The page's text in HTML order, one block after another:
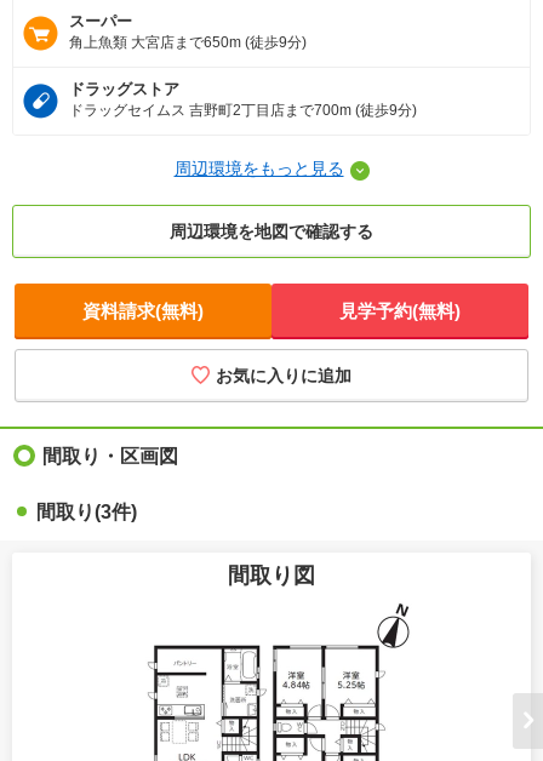
スーパー
角上魚類 大宮店まで650m (徒歩9分)
ドラッグストア
ドラッグセイムス 吉野町2丁目店まで700m (徒歩9分)
周辺環境をもっと見る
周辺環境を地図で確認する
資料請求(無料) 見学予約(無料)
お気に入りに追加
間取り・区画図
間取り(3件)
間取り図